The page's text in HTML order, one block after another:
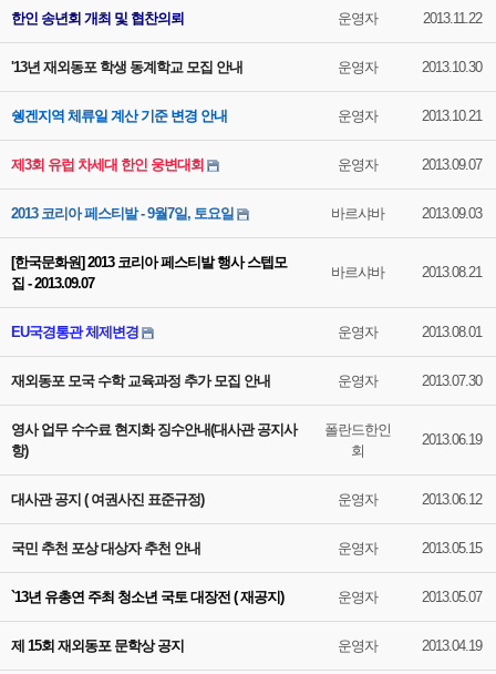
한인 송년회 개최 및 협찬의뢰 운영자 2013.11.22
'13년 재외동포 학생 동계학교 모집 안내 운영자 2013.10.30
쉥겐지역 체류일 계산 기준 변경 안내 운영자 2013.10.21
제3회 유럽 차세대 한인 웅변대회 운영자 2013.09.07
2013 코리아 페스티발 - 9월7일, 토요일 바르샤바 2013.09.03
[한국문화원] 2013 코리아 페스티발 행사 스텝모
집 - 2013.09.07
바르샤바 2013.08.21
EU국경통관 체제변경 운영자 2013.08.01
재외동포 모국 수학 교육과정 추가 모집 안내 운영자 2013.07.30
영사 업무 수수료 현지화 징수안내(대사관 공지사
항)
폴란드한인
회
2013.06.19
대사관 공지 ( 여권사진 표준규정) 운영자 2013.06.12
국민 추천 포상 대상자 추천 안내 운영자 2013.05.15
`13년 유총연 주최 청소년 국토 대장전 ( 재공지) 운영자 2013.05.07
제 15회 재외동포 문학상 공지 운영자 2013.04.19